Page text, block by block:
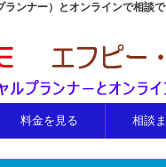
ランナー）とオンラインで相談
料金を見る 相談